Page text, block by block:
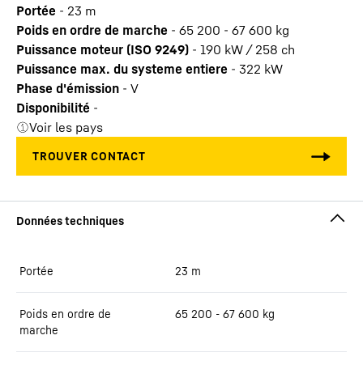
Portée - 23 m
Poids en ordre de marche - 65 200 - 67 600 kg
Puissance moteur (ISO 9249) - 190 kW / 258 ch
Puissance max. du systeme entiere - 322 kW
Phase d'émission - V
Disponibilité -
Voir les pays
Portée 23 m
Poids en ordre de
marche
65 200 - 67 600 kg